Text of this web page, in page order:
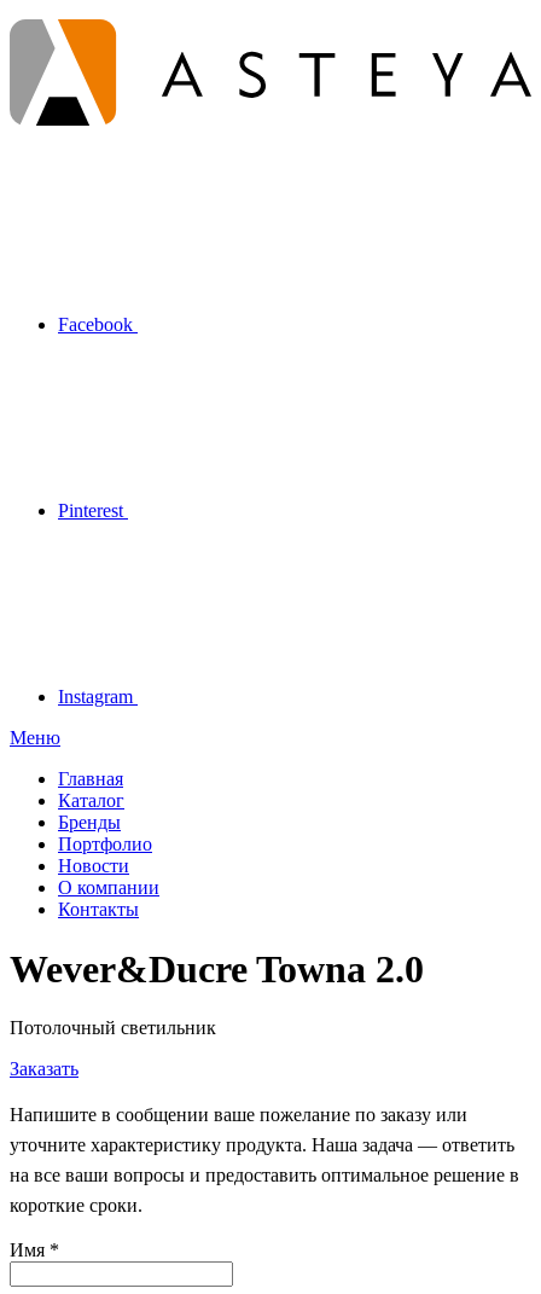
Facebook
Pinterest
Instagram
Меню
Главная
Каталог
Бренды
Портфолио
Новости
О компании
Контакты
Wever&Ducre Towna 2.0
Потолочный светильник
Заказать
Напишите в сообщении ваше пожелание по заказу или
уточните характеристику продукта. Наша задача — ответить
на все ваши вопросы и предоставить оптимальное решение в
короткие сроки.
Имя *